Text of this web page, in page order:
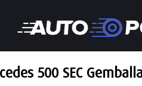
500 SEC